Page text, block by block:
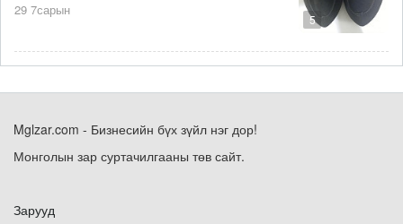
5
29 7сарын
Mglzar.com - Бизнесийн бүх зүйл нэг дор!
Монголын зар суртачилгааны төв сайт.
Зарууд